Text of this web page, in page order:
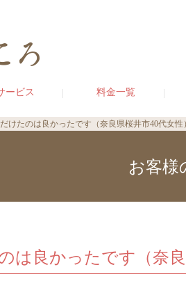
ービス 料金一覧
けたのは良かったです（奈良県桜井市40代女性）
お客様
良かったです（奈良